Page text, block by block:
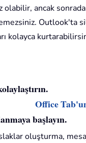
ancak
Outlook'ta
kolayca
Office
başlayın.
oluşturma,